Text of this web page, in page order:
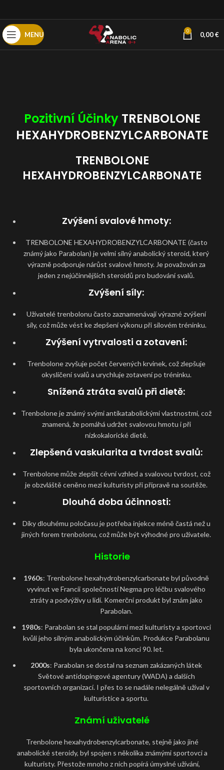
MENU 0 0,00€
Pozitivní ÚčinkyTRENBOLONE
HEXAHYDROBENZYLCARBONATE
TRENBOLONE
HEXAHYDROBENZYLCARBONATE
Zvýšení svalové hmoty:
TRENBOLONE HEXAHYDROBENZYLCARBONATE (často
známý jako Parabolan) je velmi silný anabolický steroid, který
výrazně podporuje nárůst svalové hmoty. Je považován za
jeden z nejúčinnějších steroidů pro budování svalů.
Zvýšení síly:
Uživatelé trenbolonu často zaznamenávají výrazné zvýšení
síly, což může vést ke zlepšení výkonu při silovém tréninku.
Zvýšení vytrvalosti a zotavení:
Trenbolone zvyšuje počet červených krvinek, což zlepšuje
okysličení svalů a urychluje zotavení po tréninku.
Snížená ztráta svalů při dietě:
Trenbolone je známý svými antikatabolickými vlastnostmi, což
znamená, že pomáhá udržet svalovou hmotu i při
nízkokalorické dietě.
Zlepšená vaskularita a tvrdost svalů:
Trenbolone může zlepšit cévní vzhled a svalovou tvrdost, což
je obzvláště ceněno mezi kulturisty při přípravě na soutěže.
Dlouhá doba účinnosti:
Díky dlouhému poločasu je potřeba injekce méně častá než u
jiných forem trenbolonu, což může být výhodné pro uživatele.
Historie
1960s: Trenbolone hexahydrobenzylcarbonate byl původně
vyvinut ve Francii společností Negma pro léčbu svalového
ztráty a podvýživy u lidí. Komerční produkt byl znám jako
Parabolan.
1980s: Parabolan se stal populární mezi kulturisty a sportovci
kvůli jeho silným anabolickým účinkům. Produkce Parabolanu
byla ukončena na konci 90. let.
2000s: Parabolan se dostal na seznam zakázaných látek
Světové antidopingové agentury (WADA) a dalších
sportovních organizací. I přes to se nadále nelegálně užíval v
kulturistice a sportu.
Známí uživatelé
Trenbolone hexahydrobenzylcarbonate, stejně jako jiné
anabolické steroidy, byl spojen s několika známými sportovci a
kulturisty. Přestože mnoho z nich popírá úmyslné užívání,